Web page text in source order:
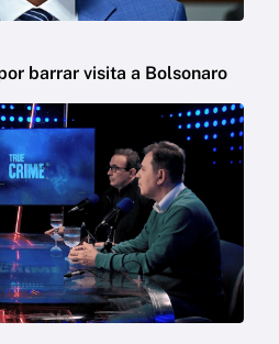
barrar visita a Bolsonaro